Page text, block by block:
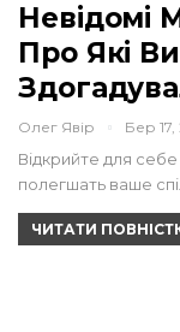
Невідомі
Про Які
Олег Явір Бер 17,
Відкрийте для себе
полегшать ваше
ЧИТАТИ